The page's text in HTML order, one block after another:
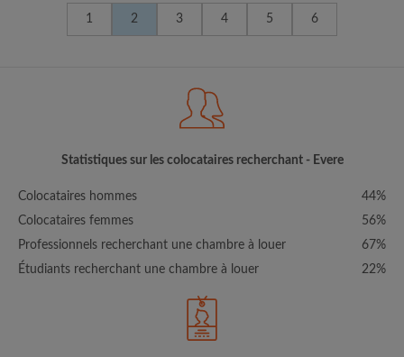
1 2 3 4 5 6
Statistiques sur les colocataires recherchant - Evere
Colocataires hommes
44%
Colocataires femmes
56%
Professionnels recherchant une chambre à louer
67%
Étudiants recherchant une chambre à louer
22%